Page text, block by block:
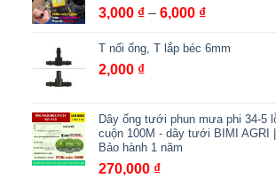
3,000 ₫ – 6,000 ₫Khoảng
từ
T nối ống, T lắp béc 6mm
2,000 ₫
Dây ống tưới phun mưa phi 34-5
cuộn 100M - dây tưới BIMI AGRI |
Bảo hành 1 năm
270,000 ₫